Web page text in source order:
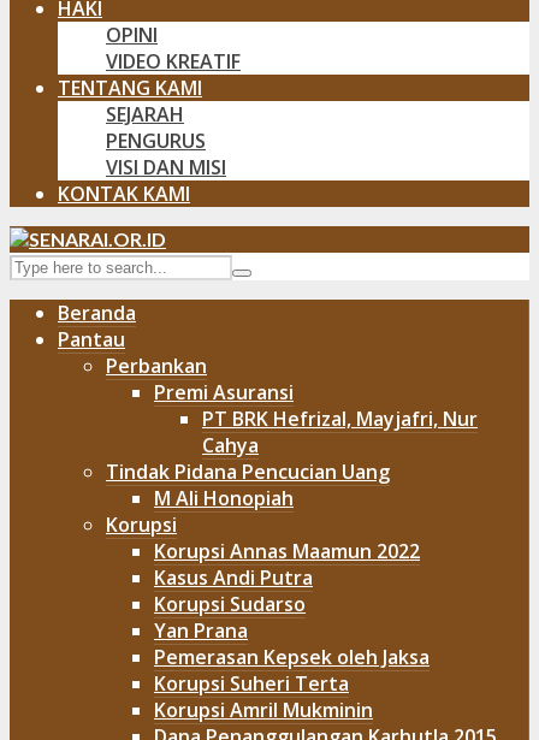
HAKI
OPINI
VIDEO KREATIF
TENTANG KAMI
SEJARAH
PENGURUS
VISI DAN MISI
KONTAK KAMI
Beranda
Pantau
Perbankan
Premi Asuransi
PT BRK Hefrizal, Mayjafri, Nur
Cahya
Tindak Pidana Pencucian Uang
M Ali Honopiah
Korupsi
Korupsi Annas Maamun 2022
Kasus Andi Putra
Korupsi Sudarso
Yan Prana
Pemerasan Kepsek oleh Jaksa
Korupsi Suheri Terta
Korupsi Amril Mukminin